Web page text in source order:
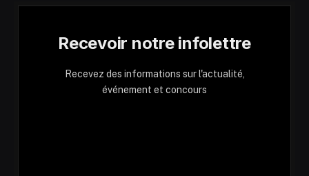
Recevoir notre infolettre
Recevez des informations sur l'actualité,
événement et concours